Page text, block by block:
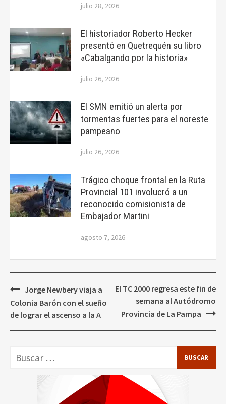
julio 28, 2026
El historiador Roberto Hecker
presentó en Quetrequén su libro
«Cabalgando por la historia»
julio 26, 2026
El SMN emitió un alerta por
tormentas fuertes para el noreste
pampeano
julio 26, 2026
Trágico choque frontal en la Ruta
Provincial 101 involucró a un
reconocido comisionista de
Embajador Martini
agosto 7, 2026
Navegación
de
entradas
Jorge Newbery viaja a
Colonia Barón con el sueño
de lograr el ascenso a la A
El TC 2000 regresa este fin de
semana al Autódromo
Provincia de La Pampa
Buscar: